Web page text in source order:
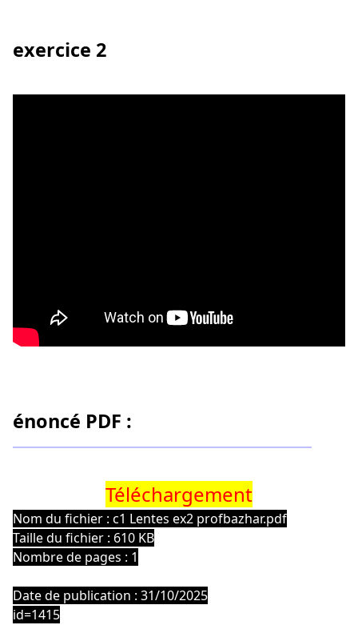
exercice 2
énoncé PDF :
Téléchargement
Nom du fichier : c1 Lentes ex2 profbazhar.pdf
Taille du fichier : 610 KB
Nombre de pages : 1
Date de publication : 31/10/2025
id=1415